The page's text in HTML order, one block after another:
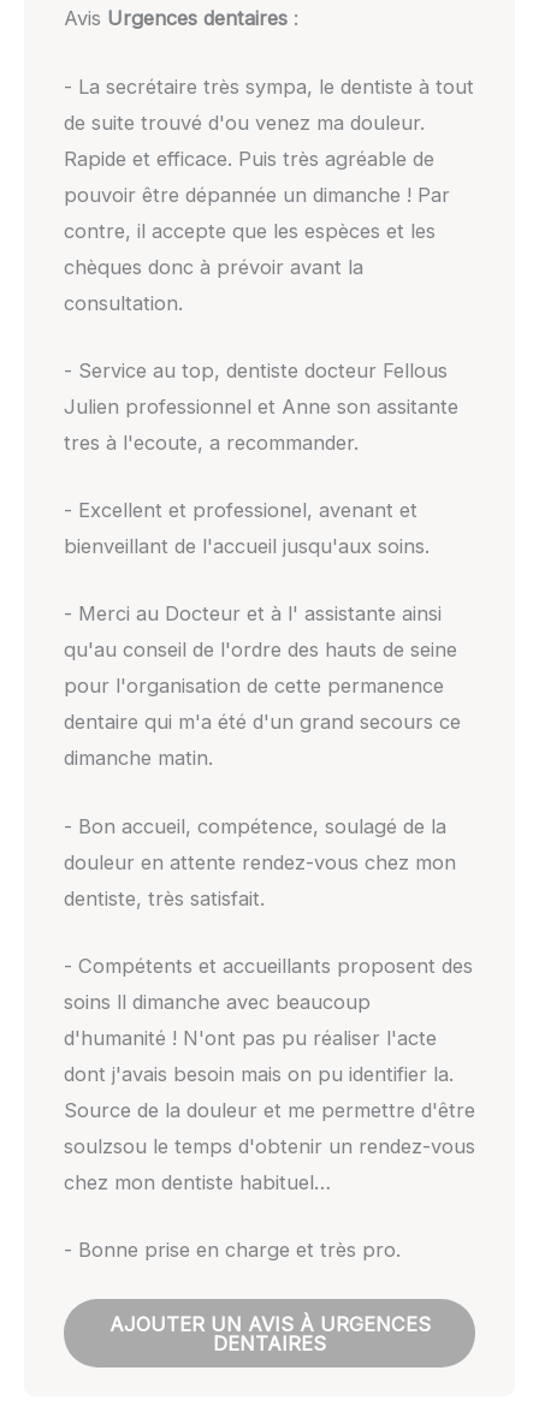
Avis Urgences dentaires:
- La secrétaire très sympa, le dentiste à tout
de suite trouvé d'ou venez ma douleur.
Rapide et efficace. Puis très agréable de
pouvoir être dépannée un dimanche ! Par
contre, il accepte que les espèces et les
chèques donc à prévoir avant la
consultation.
- Service au top, dentiste docteur Fellous
Julien professionnel et Anne son assitante
tres à l'ecoute, a recommander.
- Excellent et professionel, avenant et
bienveillant de l'accueil jusqu'aux soins.
- Merci au Docteur et à l' assistante ainsi
qu'au conseil de l'ordre des hauts de seine
pour l'organisation de cette permanence
dentaire qui m'a été d'un grand secours ce
dimanche matin.
- Bon accueil, compétence, soulagé de la
douleur en attente rendez-vous chez mon
dentiste, très satisfait.
- Compétents et accueillants proposent des
soins ll dimanche avec beaucoup
d'humanité ! N'ont pas pu réaliser l'acte
dont j'avais besoin mais on pu identifier la.
Source de la douleur et me permettre d'être
soulzsou le temps d'obtenir un rendez-vous
chez mon dentiste habituel…
- Bonne prise en charge et très pro.
AJOUTER UN AVIS À URGENCES
DENTAIRES